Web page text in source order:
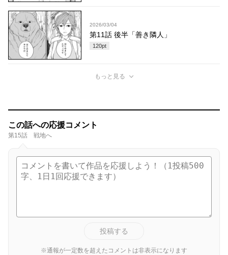
2026/03/04
第11話 後半「善き隣人」
120pt
もっと見る
この話への応援コメント
第15話 戦地へ
投稿する
※通報が一定数を超えたコメントは非表示になります